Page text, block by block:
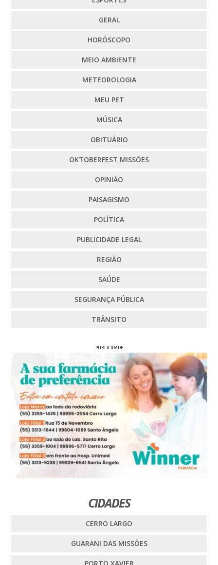
GERAL
HORÓSCOPO
MEIO AMBIENTE
METEOROLOGIA
MEU PET
MÚSICA
OBITUÁRIO
OKTOBERFEST MISSÕES
OPINIÃO
PAISAGISMO
POLÍTICA
PUBLICIDADE LEGAL
REGIÃO
SAÚDE
SEGURANÇA PÚBLICA
TRÂNSITO
PUBLICIDADE
CIDADES
CERRO LARGO
GUARANI DAS MISSÕES